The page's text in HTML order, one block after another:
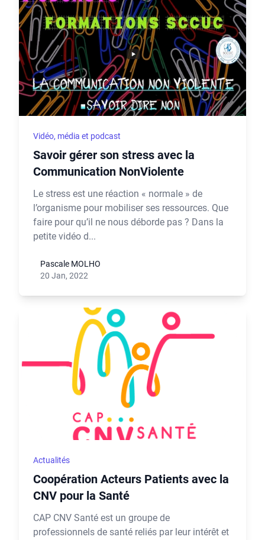
Vidéo, média et podcast
Savoir gérer son stress avec la
Communication NonViolente
Le stress est une réaction « normale » de
l’organisme pour mobiliser ses ressources. Que
faire pour qu’il ne nous déborde pas ? Dans la
petite vidéo d...
Pascale MOLHO
20 Jan, 2022
Actualités
Coopération Acteurs Patients avec la
CNV pour la Santé
CAP CNV Santé est un groupe de
professionnels de santé reliés par leur intérêt et